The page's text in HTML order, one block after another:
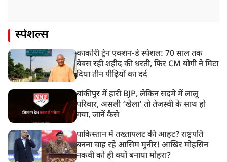
स्पेशल्स
काकोरी ट्रेन एक्शन-डे स्पेशल: 70 साल तक
बेबस रही शहीद की धरती, फिर CM योगी ने मिटा
दिया तीन पीढ़ियों का दर्द
बांकीपुर में हारी BJP, लेकिन सदमे में लालू
परिवार, असली ‘खेला’ तो तेजस्वी के साथ हो
गया, जानें कैसे
पाकिस्तान में तख्तापलट की आहट? राष्ट्रपति
बनना चाह रहे आसिम मुनीर! आखिर मोहसिन
नकवी को ही क्यों बनाया मोहरा?